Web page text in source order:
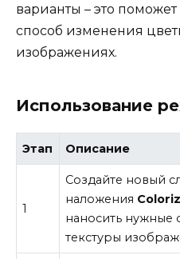
варианты – это
способ изменения
изображениях.
Использование
Этап Описание
1
Создайте новый
наложения
наносить нужные
текстуры